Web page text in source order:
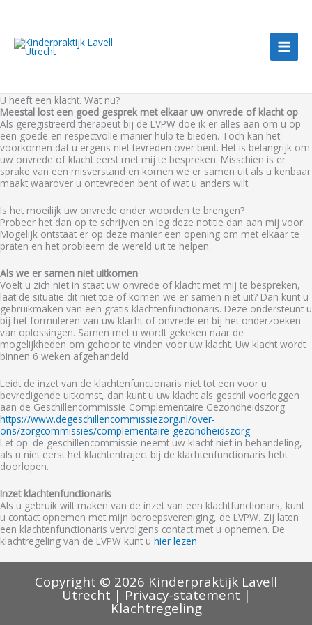
inhoud
U heeft een klacht. Wat nu?
Meestal lost een goed gesprek met elkaar uw onvrede of klacht op
Als geregistreerd therapeut bij de LVPW doe ik er alles aan om u op
een goede en respectvolle manier hulp te bieden. Toch kan het
voorkomen dat u ergens niet tevreden over bent. Het is belangrijk om
uw onvrede of klacht eerst met mij te bespreken. Misschien is er
sprake van een misverstand en komen we er samen uit als u kenbaar
maakt waarover u ontevreden bent of wat u anders wilt.
Is het moeilijk uw onvrede onder woorden te brengen?
Probeer het dan op te schrijven en leg deze notitie dan aan mij voor.
Mogelijk ontstaat er op deze manier een opening om met elkaar te
praten en het probleem de wereld uit te helpen.
Als we er samen niet uitkomen
Voelt u zich niet in staat uw onvrede of klacht met mij te bespreken,
laat de situatie dit niet toe of komen we er samen niet uit? Dan kunt u
gebruikmaken van een gratis klachtenfunctionaris. Deze ondersteunt u
bij het formuleren van uw klacht of onvrede en bij het onderzoeken
van oplossingen. Samen met u wordt gekeken naar de
mogelijkheden om gehoor te vinden voor uw klacht. Uw klacht wordt
binnen 6 weken afgehandeld.
Leidt de inzet van de klachtenfunctionaris niet tot een voor u
bevredigende uitkomst, dan kunt u uw klacht als geschil voorleggen
aan de Geschillencommissie Complementaire Gezondheidszorg
https://www.degeschillencommissiezorg.nl/over-
ons/zorgcommissies/complementaire-gezondheidszorg
Let op: de geschillencommissie neemt uw klacht niet in behandeling,
als u niet eerst het klachtentraject bij de klachtenfunctionaris hebt
doorlopen.
Inzet klachtenfunctionaris
Als u gebruik wilt maken van de inzet van een klachtfunctionars, kunt
u contact opnemen met mijn beroepsvereniging, de LVPW. Zij laten
een klachtenfunctionaris vervolgens contact met u opnemen. De
klachtregeling van de LVPW kunt u hier lezen
Copyright © 2026 Kinderpraktijk Lavell
Utrecht | Privacy-statement |
Klachtregeling